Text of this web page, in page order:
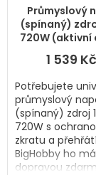
Průmyslový
(spínaný)
720W (aktivní
1 539 Kč
Potřebujete
průmyslový
(spínaný) zdroj
720W s
zkratu a
BigHobby ho
dopravou